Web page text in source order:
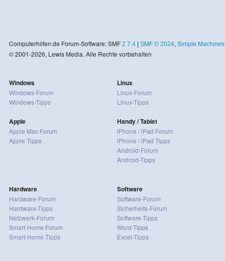
Computerhilfen.de Forum-Software: SMF 2.7.4| SMF © 2024, Simple Machines
© 2001-2026, Lewis Media. Alle Rechte vorbehalten
Windows
Windows-Forum
Windows-Tipps
Apple
Apple Mac Forum
Apple Tipps
Linux
Linux-Forum
Linux-Tipps
Handy / Tablet
iPhone / iPad Forum
iPhone / iPad Tipps
Android-Forum
Android-Tipps
Hardware
Hardware-Forum
Hardware-Tipps
Netzwerk-Forum
Smart-Home Forum
Smart-Home Tipps
Software
Software-Forum
Sicherheits-Forum
Software-Tipps
Word-Tipps
Excel-Tipps